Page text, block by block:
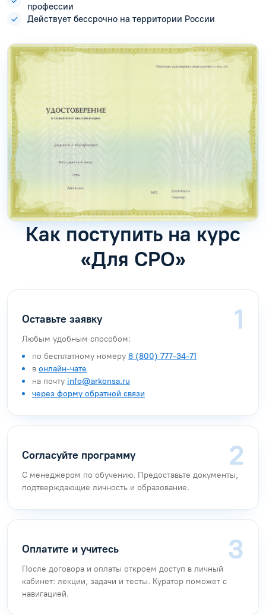
профессии
Действует бессрочно на территории России
Как поступить на курс
«Для СРО»
Оставьте заявку
Любым удобным способом:
по бесплатному номеру 8 (800) 777-34-71
в онлайн-чате
на почту info@arkonsa.ru
через форму обратной связи
Согласуйте программу
С менеджером по обучению. Предоставьте документы,
подтверждающие личность и образование.
Оплатите и учитесь
После договора и оплаты откроем доступ в личный
кабинет: лекции, задачи и тесты. Куратор поможет с
навигацией.